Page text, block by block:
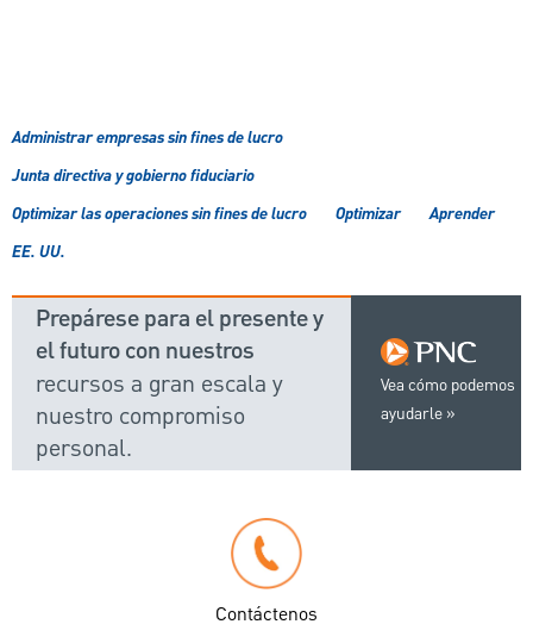
Administrar empresas sin fines de lucro
Junta directiva y gobierno fiduciario
Optimizar las operaciones sin fines de lucro
Optimizar
Aprender
EE. UU.
Vea cómo podemos
ayudarle
Prepárese para el presente y
el futuro con nuestros
recursos a gran escala y
nuestro compromiso
personal.
Contáctenos